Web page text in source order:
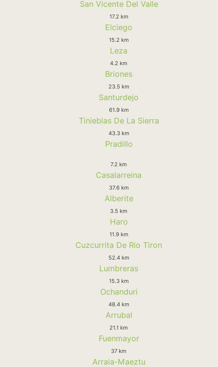
San Vicente Del Valle
17.2 km
Elciego
15.2 km
Leza
4.2 km
Briones
23.5 km
Santurdejo
61.9 km
Tinieblas De La Sierra
43.3 km
Pradillo
7.2 km
Casalarreina
37.6 km
Alberite
3.5 km
Haro
11.9 km
Cuzcurrita De Rio Tiron
52.4 km
Lumbreras
15.3 km
Ochanduri
48.4 km
Arrubal
21.1 km
Fuenmayor
37 km
Arraia-Maeztu